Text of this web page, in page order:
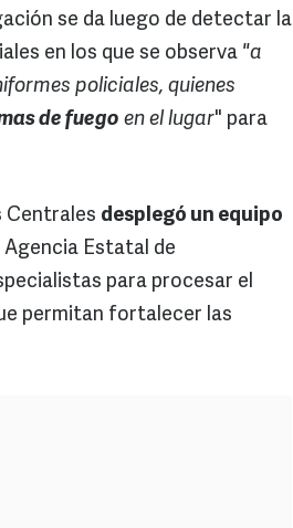
se da luego de detectar la
en los que se observa "a
policiales, quienes
de fuego en el lugar" para
Centrales desplegó un equipo
Estatal de
para procesar el
permitan fortalecer las